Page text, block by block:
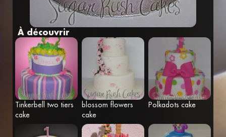
À découvrir
Tinkerbell two tiers
cake
blossom flowers
cake
Polkadots cake